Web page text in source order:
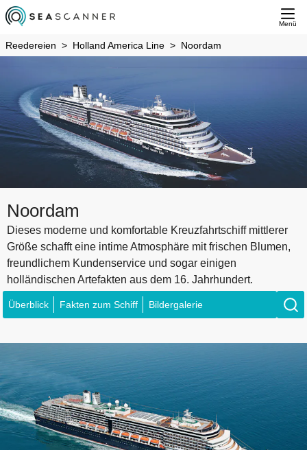
Menü
Reedereien Holland America Line Noordam
Noordam
Dieses moderne und komfortable Kreuzfahrtschiff mittlerer
Größe schafft eine intime Atmosphäre mit frischen Blumen,
freundlichem Kundenservice und sogar einigen
holländischen Artefakten aus dem 16. Jahrhundert.
Überblick Fakten zum Schiff Bildergalerie